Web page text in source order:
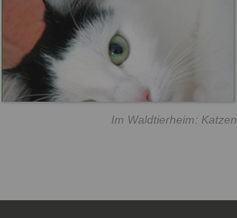
Im Waldtierheim: Katzen